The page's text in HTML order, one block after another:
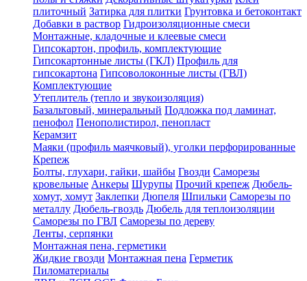
плиточный Затирка для плитки Грунтовка и бетоконтакт
Добавки в раствор Гидроизоляционные смеси
Монтажные, кладочные и клеевые смеси
Гипсокартон, профиль, комплектующие
Гипсокартонные листы (ГКЛ) Профиль для
гипсокартона Гипсоволоконные листы (ГВЛ)
Комплектующие
Утеплитель (тепло и звукоизоляция)
Базальтовый, минеральный Подложка под ламинат,
пенофол Пенополистирол, пенопласт
Керамзит
Маяки (профиль маячковый), уголки перфорированные
Крепеж
Болты, глухари, гайки, шайбы Гвозди Саморезы
кровельные Анкеры Шурупы Прочий крепеж Дюбель-
хомут, хомут Заклепки Дюпеля Шпильки Саморезы по
металлу Дюбель-гвоздь Дюбель для теплоизоляции
Саморезы по ГВЛ Саморезы по дереву
Ленты, серпянки
Монтажная пена, герметики
Жидкие гвозди Монтажная пена Герметик
Пиломатериалы